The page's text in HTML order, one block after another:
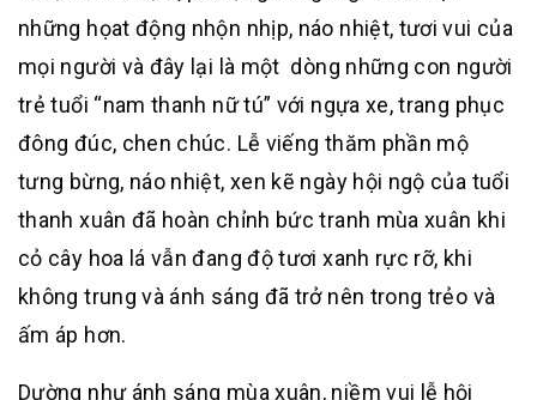
những họat động nhộn nhịp, náo nhiệt, tươi vui của
mọi người và đây lại là một dòng những con người
trẻ tuổi “nam thanh nữ tú” với ngựa xe, trang phục
đông đúc, chen chúc. Lễ viếng thăm phần mộ
tưng bừng, náo nhiệt, xen kẽ ngày hội ngộ của tuổi
thanh xuân đã hoàn chỉnh bức tranh mùa xuân khi
cỏ cây hoa lá vẫn đang độ tươi xanh rực rỡ, khi
không trung và ánh sáng đã trở nên trong trẻo và
ấm áp hơn.
Dường như ánh sáng mùa xuân, niềm vui lễ hội